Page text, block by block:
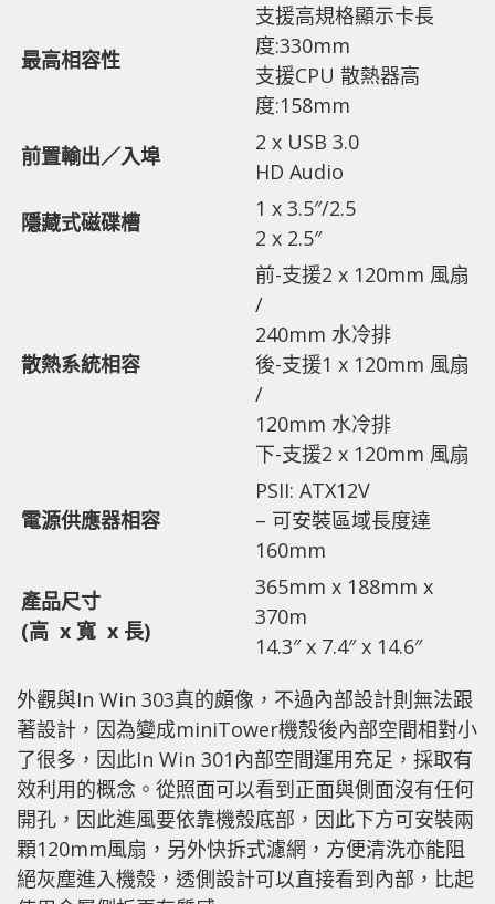
最高相容性
支援高規格顯示卡長
度:330mm
支援CPU 散熱器高
度:158mm
前置輸出／入埠
2 x USB 3.0
HD Audio
隱藏式磁碟槽
1 x 3.5″/2.5
2 x 2.5″
散熱系統相容
前-支援2 x 120mm 風扇
/
240mm 水冷排
後-支援1 x 120mm 風扇
/
120mm 水冷排
下-支援2 x 120mm 風扇
電源供應器相容
PSII: ATX12V
– 可安裝區域長度達
160mm
產品尺寸
(高 x 寬 x 長)
365mm x 188mm x
370m
14.3″ x 7.4″ x 14.6″
外觀與In Win 303真的頗像，不過內部設計則無法跟
著設計，因為變成miniTower機殼後內部空間相對小
了很多，因此In Win 301內部空間運用充足，採取有
效利用的概念。從照面可以看到正面與側面沒有任何
開孔，因此進風要依靠機殼底部，因此下方可安裝兩
顆120mm風扇，另外快拆式濾網，方便清洗亦能阻
絕灰塵進入機殼，透側設計可以直接看到內部，比起